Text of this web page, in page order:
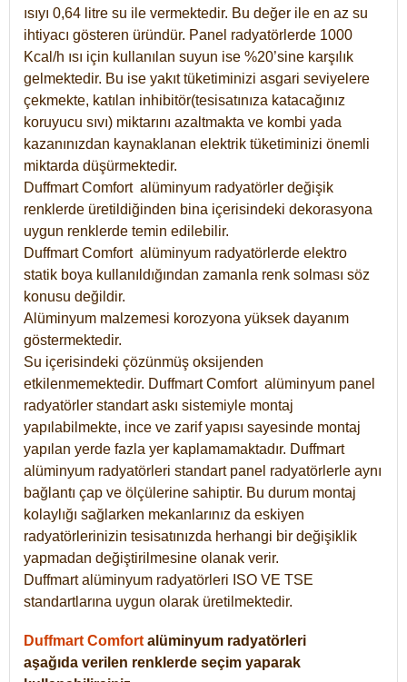
ısıyı 0,64 litre su ile vermektedir. Bu değer ile en az su
ihtiyacı gösteren üründür. Panel radyatörlerde 1000
Kcal/h ısı için kullanılan suyun ise %20’sine karşılık
gelmektedir. Bu ise yakıt tüketiminizi asgari seviyelere
çekmekte, katılan inhibitör(tesisatınıza katacağınız
koruyucu sıvı) miktarını azaltmakta ve kombi yada
kazanınızdan kaynaklanan elektrik tüketiminizi önemli
miktarda düşürmektedir.
Duffmart Comfort alüminyum radyatörler değişik
renklerde üretildiğinden bina içerisindeki dekorasyona
uygun renklerde temin edilebilir.
DuffmartComfort alüminyum radyatörlerde elektro
statik boya kullanıldığından zamanla renk solması söz
konusu değildir.
Alüminyum malzemesi korozyona yüksek dayanım
göstermektedir.
Su içerisindeki çözünmüş oksijenden
etkilenmemektedir. DuffmartComfort alüminyum panel
radyatörler standart askı sistemiyle montaj
yapılabilmekte, ince ve zarif yapısı sayesinde montaj
yapılan yerde fazla yer kaplamamaktadır. Duffmart
alüminyum radyatörleri standart panel radyatörlerle aynı
bağlantı çap ve ölçülerine sahiptir. Bu durum montaj
kolaylığı sağlarken mekanlarınız da eskiyen
radyatörlerinizin tesisatınızda herhangi bir değişiklik
yapmadan değiştirilmesine olanak verir.
Duffmart alüminyum radyatörleri ISO VE TSE
standartlarına uygun olarak üretilmektedir.
Duffmart Comfort alüminyum radyatörleri
aşağıda verilen renklerde seçim yaparak